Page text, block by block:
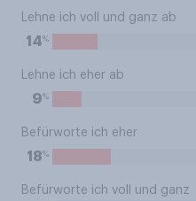
Lehne ich voll und ganz ab
14%
Lehne ich eher ab
9%
Befürworte ich eher
18%
Befürworte ich voll und ganz